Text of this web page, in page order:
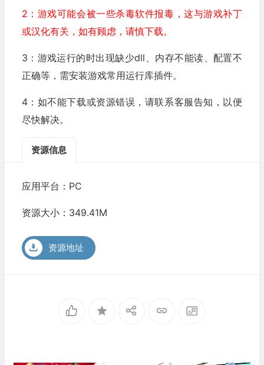
2：游戏可能会被一些杀毒软件报毒，这与游戏补丁
或汉化有关，如有顾虑，请慎下载。
3：游戏运行的时出现缺少dll、内存不能读、配置不
正确等，需安装游戏常用运行库插件。
4：如不能下载或资源错误，请联系客服告知，以便
尽快解决。
资源信息
应用平台：PC
资源大小：349.41M
资源地址